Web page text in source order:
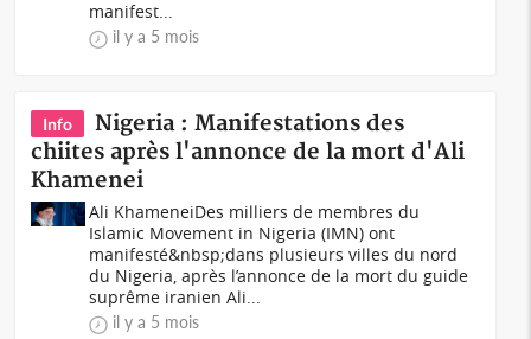
manifest...
il y a 5 mois
Info
Nigeria : Manifestations des
chiites après l'annonce de la mort d'Ali
Khamenei
Ali KhameneiDes milliers de membres du
Islamic Movement in Nigeria (IMN) ont
manifesté&nbsp;dans plusieurs villes du nord
du Nigeria, après l’annonce de la mort du guide
suprême iranien Ali...
il y a 5 mois